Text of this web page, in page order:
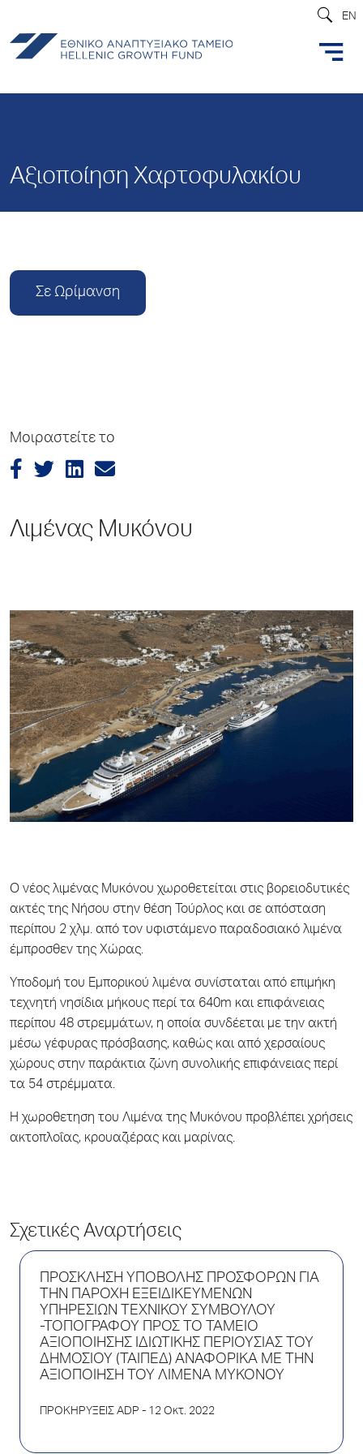
EN
Αξιοποίηση Χαρτοφυλακίου
Σε Ωρίμανση
Μοιραστείτε το
Λιμένας Μυκόνου
Ο νέος λιμένας Μυκόνου χωροθετείται στις βορειοδυτικές
ακτές της Νήσου στην θέση Τούρλος και σε απόσταση
περίπου 2 χλμ. από τον υφιστάμενο παραδοσιακό λιμένα
έμπροσθεν της Χώρας.
Υποδομή του Εμπορικού λιμένα συνίσταται από επιμήκη
τεχνητή νησίδια μήκους περί τα 640m και επιφάνειας
περίπου 48 στρεμμάτων, η οποία συνδέεται με την ακτή
μέσω γέφυρας πρόσβασης, καθώς και από χερσαίους
χώρους στην παράκτια ζώνη συνολικής επιφάνειας περί
τα 54 στρέμματα.
Η χωροθετηση του Λιμένα της Μυκόνου προβλέπει χρήσεις
ακτοπλοΐας, κρουαζιέρας και μαρίνας.
Σχετικές Αναρτήσεις
ΠΡΟΣΚΛΗΣΗ ΥΠΟΒΟΛΗΣ ΠΡΟΣΦΟΡΩΝ ΓΙΑ
ΤΗΝ ΠΑΡΟΧΗ ΕΞΕΙΔΙΚΕΥΜΕΝΩΝ
ΥΠΗΡΕΣΙΩΝ ΤΕΧΝΙΚΟΥ ΣΥΜΒΟΥΛΟΥ
-ΤΟΠΟΓΡΑΦΟΥ ΠΡΟΣ ΤΟ ΤΑΜΕΙΟ
ΑΞΙΟΠΟΙΗΣΗΣ ΙΔΙΩΤΙΚΗΣ ΠΕΡΙΟΥΣΙΑΣ ΤΟΥ
ΔΗΜΟΣΙΟΥ (ΤΑΙΠΕΔ) ΑΝΑΦΟΡΙΚΑ ΜΕ ΤΗΝ
ΑΞΙΟΠΟΙΗΣΗ ΤΟΥ ΛΙΜΕΝΑ ΜΥΚΟΝΟΥ
ΠΡΟΚΗΡΥΞΕΙΣ ADP - 12 Οκτ. 2022